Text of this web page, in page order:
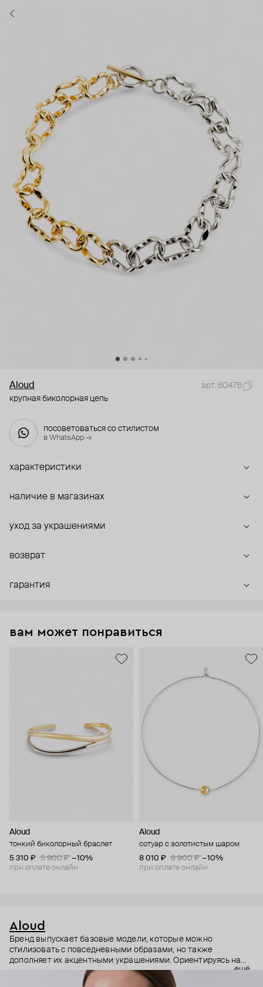
Aloud
арт. 60476
крупная биколорная цепь
посоветоваться со стилистом
в WhatsApp →
характеристики
наличие в магазинах
уход за украшениями
возврат
гарантия
вам может понравиться
Aloud
тонкий биколорный браслет
5 310 ₽
5 900 ₽ −10%
при оплате онлайн
Aloud
сотуар с золотистым шаром
8 010 ₽
8 900 ₽ −10%
при оплате онлайн
Aloud
Бренд выпускает базовые модели, которые можно
стилизовать с повседневными образами, но также
дополняет их акцентными украшениями. Ориентируясь на
долгосрочные тренды, вдохновляясь культурой, искусством и
людьми, Aloud показывает коллекции несколько раз в год. А
ещё